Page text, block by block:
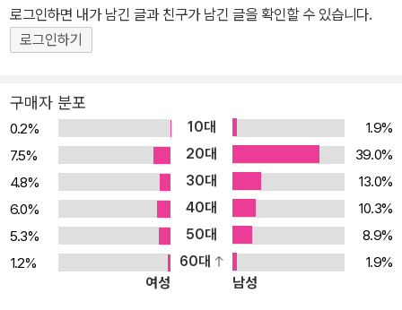
본 도서는 대학 강의용 교재로 개발되었으므로 연습문제 해답은 제공
하지 않습니다.
로그인하면 내가 남긴 글과 친구가 남긴 글을 확인할 수 있습니다.
로그인하기
구매자 분포
0.2% 10대
1.9%
7.5%
20대
39.0%
4.8%
30대
13.0%
6.0%
40대
10.3%
5.3%
50대
8.9%
1.2%
60대
1.9%
여성
남성